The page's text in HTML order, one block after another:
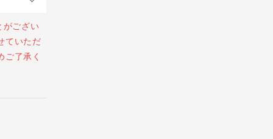
がござい
ていただ
了承く